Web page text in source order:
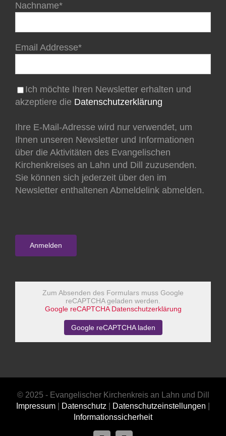
Nachname*
Email Addresse*
Ich möchte Ihren Newsletter erhalten und
akzeptiere die Datenschutzerklärung
Ihre E-Mail-Adresse wird nur verwendet, um
Ihnen unseren Newsletter und Informationen
über die Aktivitäten des Evangelischen
Kirchenkreises an Lahn und Dill zuzusenden.
Sie können sich jederzeit über den im
Newsletter enthaltenen Abmeldelink abmelden.
Zum Absenden des Formulars muss Google
reCAPTCHA geladen werden.
Google reCAPTCHA Datenschutzerklärung
Google reCAPTCHA laden
© 2025 - Evangelischer Kirchenkreis an Lahn und Dill
Impressum
Datenschutz Datenschutzeinstellungen
Informationssicherheit